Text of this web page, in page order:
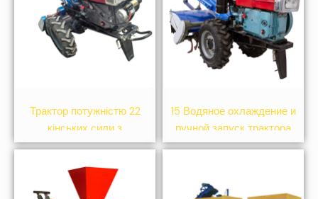
Трактор потужністю 22
кінських сили з
електричним стартом
15 Водяное охлаждение и
ручной запуск трактора